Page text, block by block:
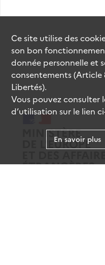
Ce site utilise des
son bon
donnée personnelle et
consentements
Libertés).
Vous pouvez consulter
d’utilisation sur le lien
En savoir plus